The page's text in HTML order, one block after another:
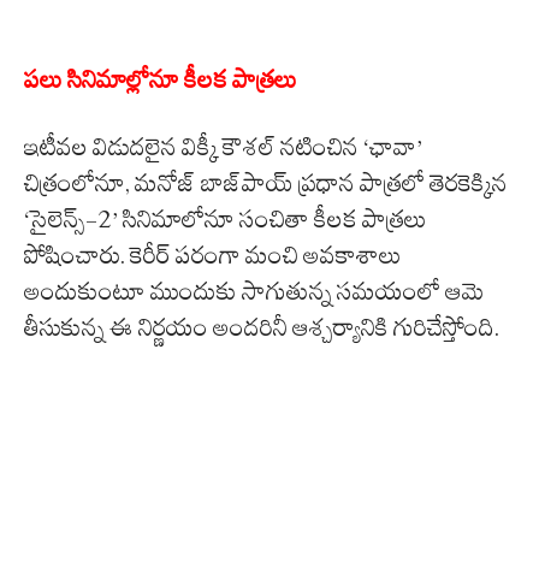
పలు సినిమాల్లోనూ కీలక పాత్రలు
ఇటీవల విడుదలైన విక్కీ కౌశల్ నటించిన ‘ఛావా’
చిత్రంలోనూ, మనోజ్ బాజ్‌పాయ్ ప్రధాన పాత్రలో తెరకెక్కిన
‘సైలెన్స్-2’ సినిమాలోనూ సంచితా కీలక పాత్రలు
పోషించారు. కెరీర్ పరంగా మంచి అవకాశాలు
అందుకుంటూ ముందుకు సాగుతున్న సమయంలో ఆమె
తీసుకున్న ఈ నిర్ణయం అందరినీ ఆశ్చర్యానికి గురిచేస్తోంది.